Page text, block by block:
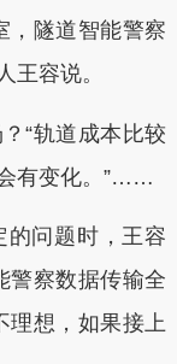
，隧道智能警察
王容说。
“轨道成本比较
有变化。”……
问题时，王容
警察数据传输全
理想，如果接上